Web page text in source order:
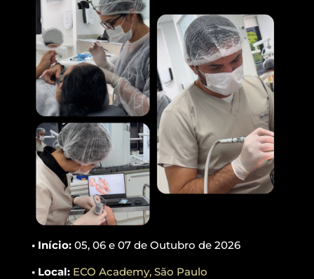
• Início:05, 06 e 07 de Outubro de 2026
• Local: ECO Academy, São Paulo